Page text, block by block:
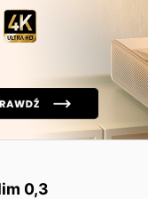
0,3